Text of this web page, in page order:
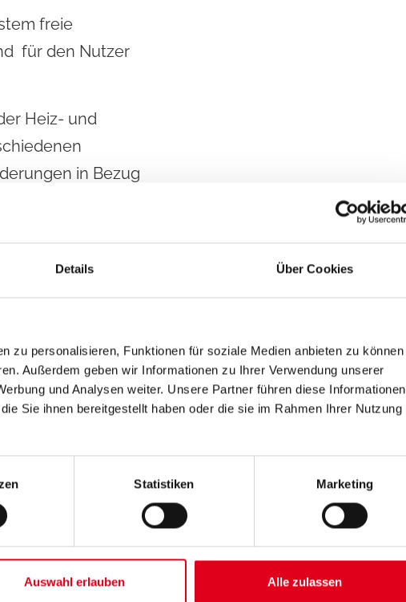
Details Über Cookies
zu personalisieren, Funktionen für soziale Medien anbieten zu können
Außerdem geben wir Informationen zu Ihrer Verwendung unserer
und Analysen weiter. Unsere Partner führen diese Informationen
Sie ihnen bereitgestellt haben oder die sie im Rahmen Ihrer Nutzung
Statistiken Marketing
Auswahl erlauben Alle zulassen
freie
für den Nutzer
Heiz- und
in Bezug